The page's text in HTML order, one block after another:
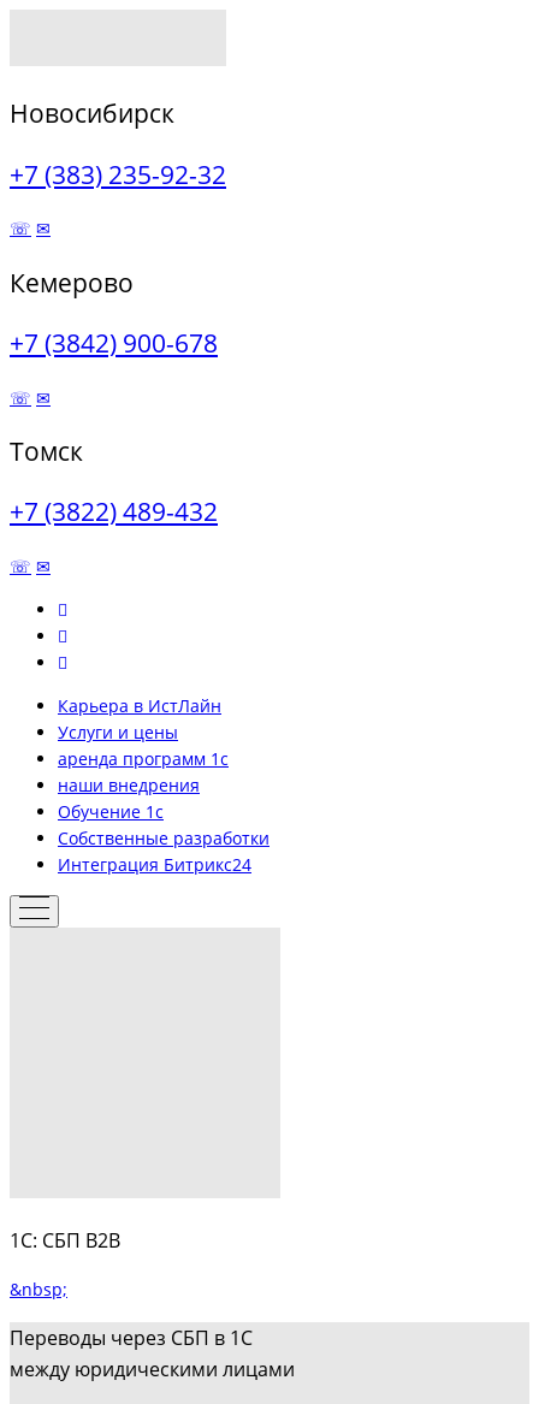
Новосибирск
+7 (383) 235-92-32
☏ ✉
Кемерово
+7 (3842) 900-678
☏ ✉
Томск
+7 (3822) 489-432
☏ ✉
Карьера в ИстЛайн
Услуги и цены
аренда программ 1с
наши внедрения
Обучение 1с
Собственные разработки
Интеграция Битрикс24
1С: СБП B2B
&nbsp;
Переводы через СБП в 1С
между юридическими лицами